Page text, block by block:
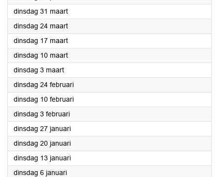
dinsdag 31 maart2026
dinsdag 24 maart2026
dinsdag 17 maart2026
dinsdag 10 maart2026
dinsdag 3 maart2026
dinsdag 24 februari2026
dinsdag 10 februari2026
dinsdag 3 februari2026
dinsdag 27 januari2026
dinsdag 20 januari2026
dinsdag 13 januari2026
dinsdag 6 januari2026